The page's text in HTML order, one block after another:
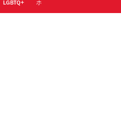
LGBTQ+ ホテル